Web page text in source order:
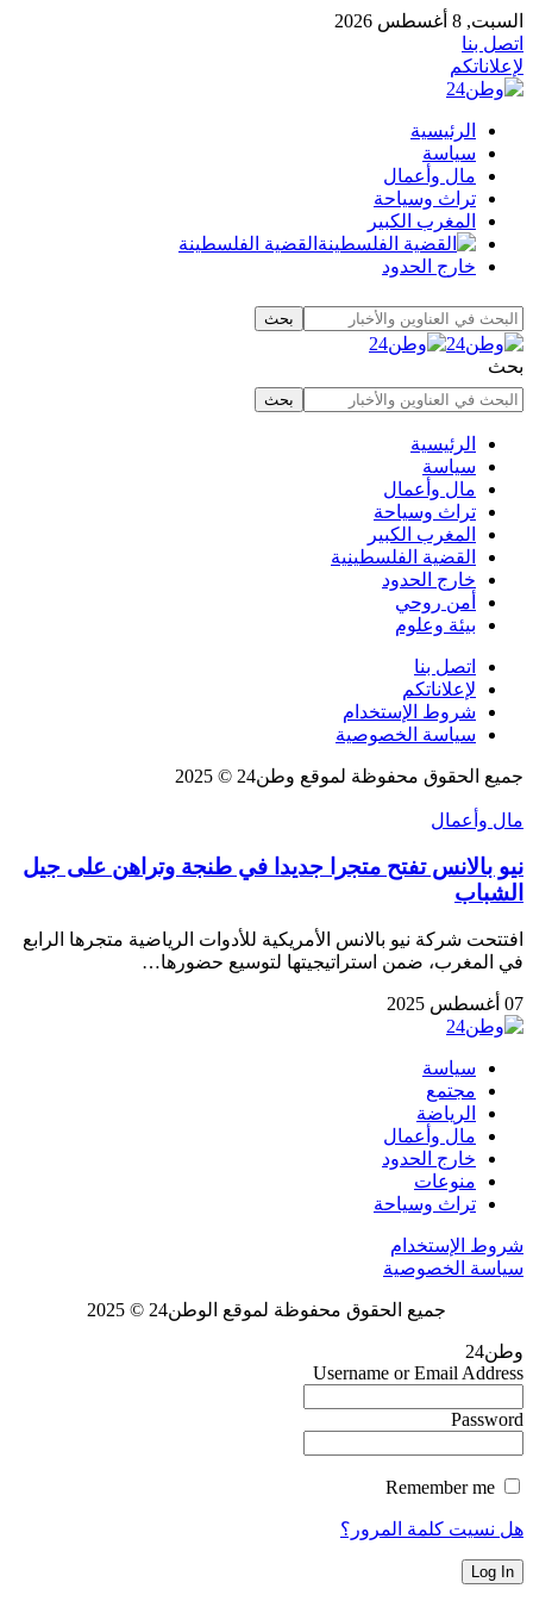
السبت, 8 أغسطس 2026
اتصل بنا
لإعلاناتكم
الرئيسية
سياسة
مال وأعمال
تراث وسياحة
المغرب الكبير
القضية الفلسطينة
خارج الحدود
بحث
الرئيسية
سياسة
مال وأعمال
تراث وسياحة
المغرب الكبير
القضية الفلسطينية
خارج الحدود
أمن روحي
بيئة وعلوم
اتصل بنا
لإعلاناتكم
شروط الإستخدام
سياسة الخصوصية
جميع الحقوق محفوظة لموقع وطن24 © 2025
مال وأعمال
نيو بالانس تفتح متجرا جديدا في طنجة وتراهن على جيل
الشباب
افتتحت شركة نيو بالانس الأمريكية للأدوات الرياضية متجرها الرابع
في المغرب، ضمن استراتيجيتها لتوسيع حضورها…
07 أغسطس 2025
سياسة
مجتمع
الرياضة
مال وأعمال
خارج الحدود
منوعات
تراث وسياحة
شروط الإستخدام
سياسة الخصوصية
جميع الحقوق محفوظة لموقع الوطن24 © 2025
وطن24
Username or Email Address
Password
هل نسيت كلمة المرور؟